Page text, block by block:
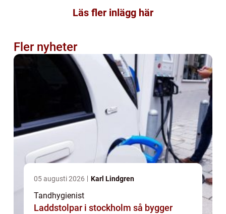
Läs fler inlägg här
Fler nyheter
05 augusti 2026 Karl Lindgren
Tandhygienist
Laddstolpar i stockholm så bygger